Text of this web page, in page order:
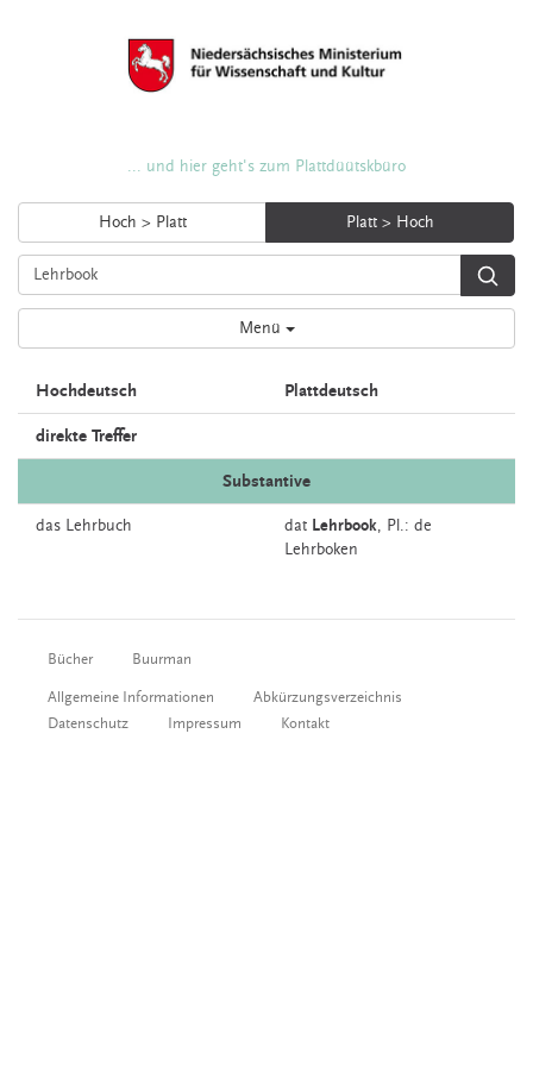
... und hier geht's zum Plattdüütskbüro
Hoch > Platt Platt > Hoch
Menü
Hochdeutsch Plattdeutsch
direkte Treffer
Substantive
das Lehrbuch dat Lehrbook, Pl.: de
Lehrboken
Bücher Buurman
Allgemeine Informationen
Abkürzungsverzeichnis
Datenschutz
Impressum Kontakt